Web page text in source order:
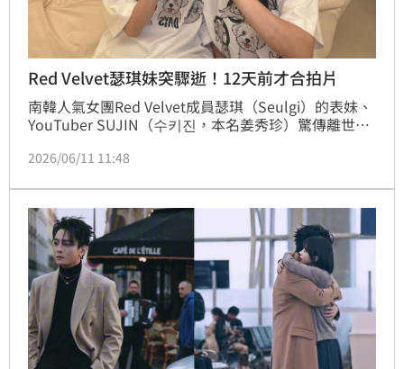
Red Velvet瑟琪妹突驟逝！12天前才合拍片
南韓人氣女團Red Velvet成員瑟琪（Seulgi）的表妹、
YouTuber SUJIN（수키진，本名姜秀珍）驚傳離世消
開，家屬證實她已於6月7日因突發意外離開人世，突如
2026/06/11 11:48